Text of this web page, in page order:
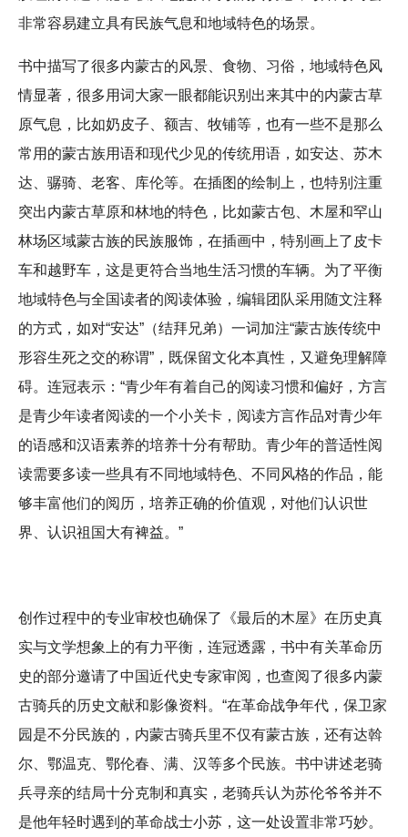
非常容易建立具有民族气息和地域特色的场景。
书中描写了很多内蒙古的风景、食物、习俗，地域特色风
情显著，很多用词大家一眼都能识别出来其中的内蒙古草
原气息，比如奶皮子、额吉、牧铺等，也有一些不是那么
常用的蒙古族用语和现代少见的传统用语，如安达、苏木
达、骣骑、老客、库伦等。在插图的绘制上，也特别注重
突出内蒙古草原和林地的特色，比如蒙古包、木屋和罕山
林场区域蒙古族的民族服饰，在插画中，特别画上了皮卡
车和越野车，这是更符合当地生活习惯的车辆。为了平衡
地域特色与全国读者的阅读体验，编辑团队采用随文注释
的方式，如对“安达”（结拜兄弟）一词加注“蒙古族传统中
形容生死之交的称谓”，既保留文化本真性，又避免理解障
碍。连冠表示：“青少年有着自己的阅读习惯和偏好，方言
是青少年读者阅读的一个小关卡，阅读方言作品对青少年
的语感和汉语素养的培养十分有帮助。青少年的普适性阅
读需要多读一些具有不同地域特色、不同风格的作品，能
够丰富他们的阅历，培养正确的价值观，对他们认识世
界、认识祖国大有裨益。”
创作过程中的专业审校也确保了《最后的木屋》在历史真
实与文学想象上的有力平衡，连冠透露，书中有关革命历
史的部分邀请了中国近代史专家审阅，也查阅了很多内蒙
古骑兵的历史文献和影像资料。“在革命战争年代，保卫家
园是不分民族的，内蒙古骑兵里不仅有蒙古族，还有达斡
尔、鄂温克、鄂伦春、满、汉等多个民族。书中讲述老骑
兵寻亲的结局十分克制和真实，老骑兵认为苏伦爷爷并不
是他年轻时遇到的革命战士小苏，这一处设置非常巧妙。